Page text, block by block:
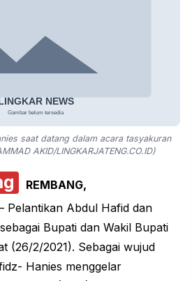
saat datang dalam acara tasyakuran
AKID/LINGKARJATENG.CO.ID)
REMBANG,
Pelantikan Abdul Hafid dan
Bupati dan Wakil Bupati
(26/2/2021). Sebagai wujud
Hanies menggelar